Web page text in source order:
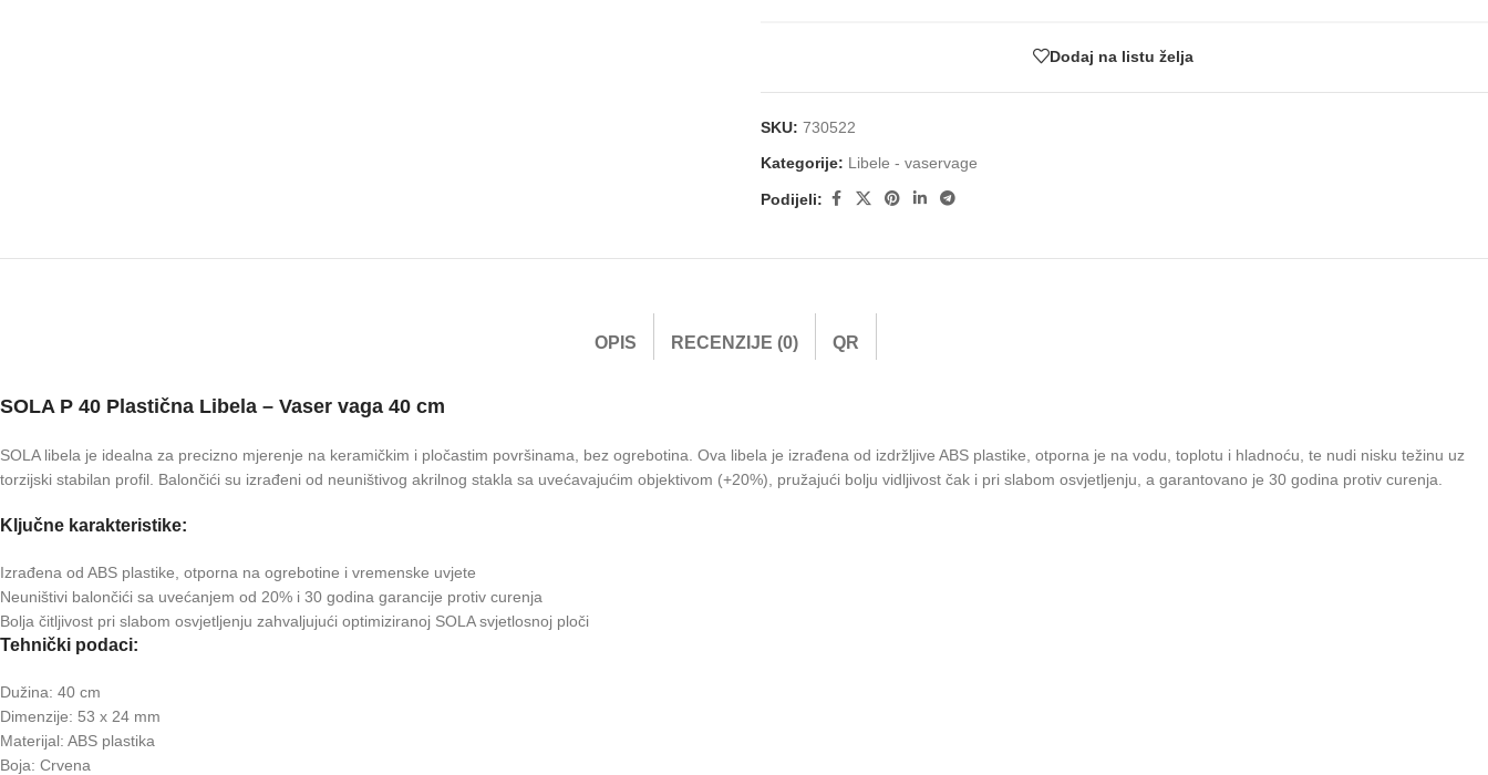
Dodaj na listu želja
SKU: 730522
Kategorije: Libele - vaservage
Podijeli:
OPIS RECENZIJE (0) QR
SOLA P 40 Plastična Libela – Vaser vaga 40 cm
SOLA libela je idealna za precizno mjerenje na keramičkim i pločastim površinama, bez ogrebotina. Ova libela je izrađena od izdržljive ABS plastike, otporna je na vodu, toplotu i hladnoću, te nudi nisku težinu uz
torzijski stabilan profil. Balončići su izrađeni od neuništivog akrilnog stakla sa uvećavajućim objektivom (+20%), pružajući bolju vidljivost čak i pri slabom osvjetljenju, a garantovano je 30 godina protiv curenja.
Ključne karakteristike:
Izrađena od ABS plastike, otporna na ogrebotine i vremenske uvjete
Neuništivi balončići sa uvećanjem od 20% i 30 godina garancije protiv curenja
Bolja čitljivost pri slabom osvjetljenju zahvaljujući optimiziranoj SOLA svjetlosnoj ploči
Tehnički podaci:
Dužina: 40 cm
Dimenzije: 53 x 24 mm
Materijal: ABS plastika
Boja: Crvena